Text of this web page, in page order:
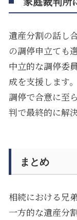
遺産分割の話し
の調停申立ても
中立的な調停委
成を支援します。
調停で合意に至
判で最終的に解
まとめ
相続における兄
一方的な遺産分